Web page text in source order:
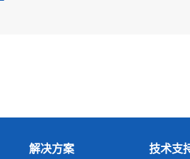
解决方案 技术支